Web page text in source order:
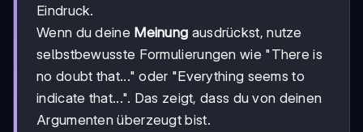
Eindruck.
Wenn du deine Meinung ausdrückst, nutze
selbstbewusste Formulierungen wie "There is
no doubt that..." oder "Everything seems to
indicate that...". Das zeigt, dass du von deinen
Argumenten überzeugt bist.